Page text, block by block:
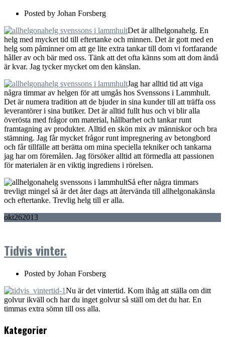
Posted by Johan Forsberg
Det är allhelgonahelg. En
helg med mycket tid till eftertanke och minnen. Det är gott med en
helg som påminner om att ge lite extra tankar till dom vi fortfarande
håller av och bär med oss. Tänk att det ofta känns som att dom ändå
är kvar. Jag tycker mycket om den känslan.
Jag har alltid tid att viga
några timmar av helgen för att umgås hos Svenssons i Lammhult.
Det är numera tradition att de bjuder in sina kunder till att träffa oss
leverantörer i sina butiker. Det är alltid fullt hus och vi blir alla
överösta med frågor om material, hållbarhet och tankar runt
framtagning av produkter. Alltid en skön mix av människor och bra
stämning. Jag får mycket frågor runt impregnering av betongbord
och får tillfälle att berätta om mina speciella tekniker och tankarna
jag har om föremålen. Jag försöker alltid att förmedla att passionen
för materialen är en viktig ingrediens i rörelsen.
Så efter några timmars
trevligt mingel så är det åter dags att återvända till allhelgonakänsla
och eftertanke. Trevlig helg till er alla.
okt262013
Tidvis vinter.
Posted by Johan Forsberg
Nu är det vintertid. Kom ihåg att ställa om ditt
golvur ikväll och har du inget golvur så ställ om det du har. En
timmas extra sömn till oss alla.
Kategorier